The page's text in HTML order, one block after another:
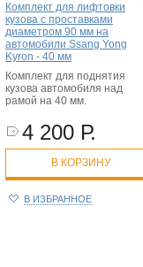
Комплект для лифтовки
кузова с проставками
диаметром 90 мм на
автомобили Ssang Yong
Kyron - 40 мм
Комплект для поднятия
кузова автомобиля над
рамой на 40 мм.
4 200 Р.
В КОРЗИНУ
В ИЗБРАННОЕ